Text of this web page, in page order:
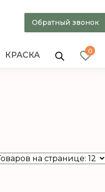
Обратный звонок
КРАСКА 0